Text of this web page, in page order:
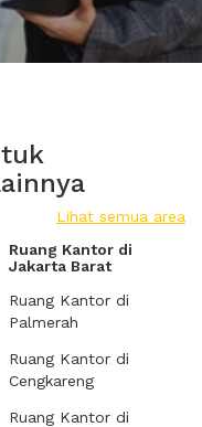
Lihat semua area
Ruang Kantor di
Jakarta Barat
Ruang Kantor di
Palmerah
Ruang Kantor di
Cengkareng
Ruang Kantor di